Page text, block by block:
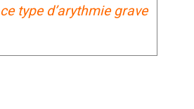
type d’arythmie grave